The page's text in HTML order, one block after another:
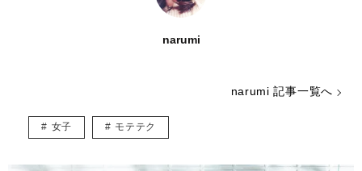
narumi
narumi 記事一覧へ
女子 モテテク